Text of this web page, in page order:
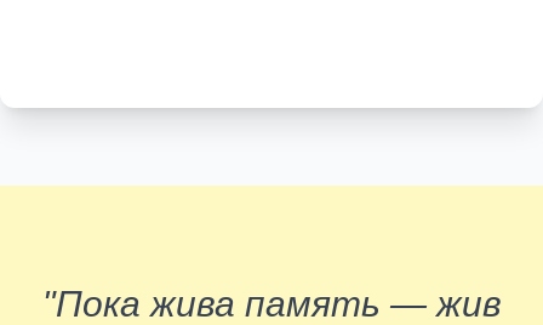
"Пока жива память — жив